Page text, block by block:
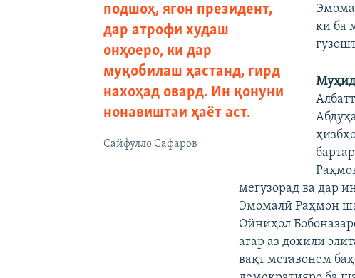
подшоҳ, ягон президент,
дар атрофи худаш
онҳоеро, ки дар
муқобилаш ҳастанд, гирд
нахоҳад овард. Ин қонуни
нонавиштаи ҳаёт аст.
Сайфулло Сафаров
ки ба
мегузорад ва дар
Эмомалӣ Раҳмон
Ойниҳол
агар аз дохили
вақт метавонем